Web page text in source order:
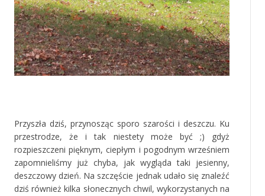
Przyszła dziś, przynosząc sporo szarości i deszczu. Ku
przestrodze, że i tak niestety może być ;) gdyż
rozpieszczeni pięknym, ciepłym i pogodnym wrześniem
zapomnieliśmy już chyba, jak wygląda taki jesienny,
deszczowy dzień. Na szczęście jednak udało się znaleźć
dziś również kilka słonecznych chwil, wykorzystanych na